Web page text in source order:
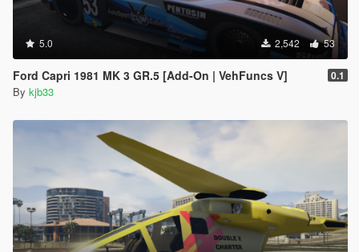
5.0 2,542 53
Ford Capri 1981 MK 3 GR.5 [Add-On | VehFuncs V] 0.1
By kjb33